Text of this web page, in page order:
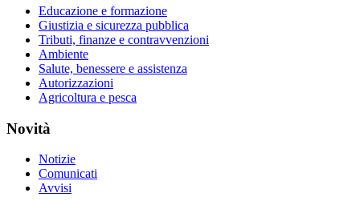
Educazione e formazione
Giustizia e sicurezza pubblica
Tributi, finanze e contravvenzioni
Ambiente
Salute, benessere e assistenza
Autorizzazioni
Agricoltura e pesca
Novità
Notizie
Comunicati
Avvisi